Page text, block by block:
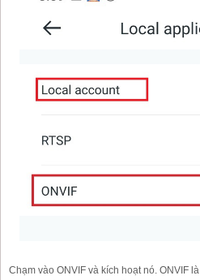
Chạm vào ONVIF và kích hoạt nó. ONVIF